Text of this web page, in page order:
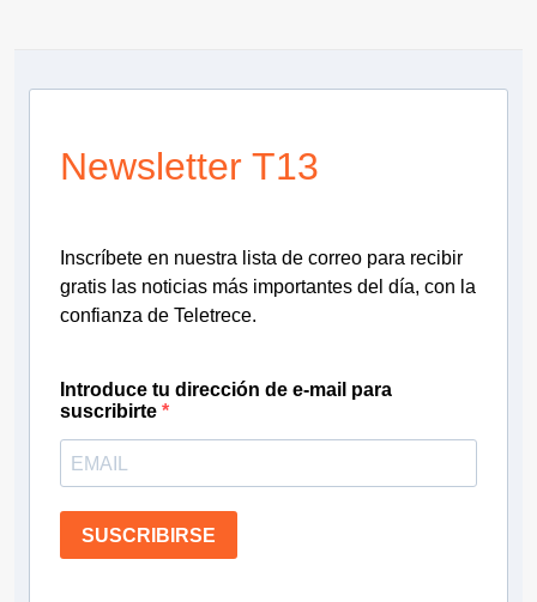
Newsletter T13
Inscríbete en nuestra lista de correo para recibir
gratis las noticias más importantes del día, con la
confianza de Teletrece.
Introduce tu dirección de e-mail para
suscribirte
SUSCRIBIRSE